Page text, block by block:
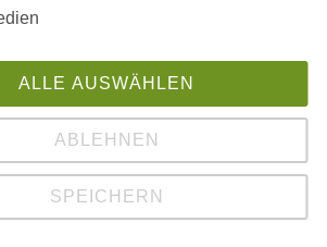
ALLE AUSWÄHLEN
ABLEHNEN
SPEICHERN